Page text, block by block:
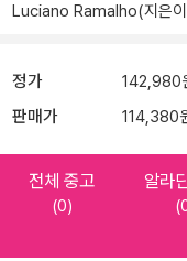
Luciano Ramalho(지은
정가 142,980
판매가 114,380
전체 중고
(0)
알라